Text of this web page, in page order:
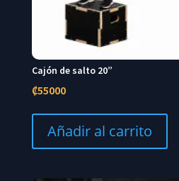
Cajón de salto 20”
₡55000
Añadir al carrito